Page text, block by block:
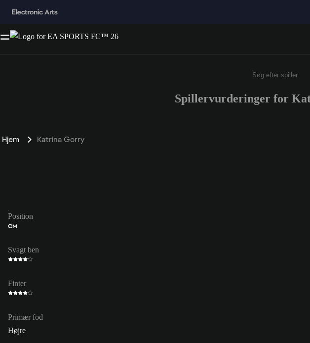
Enter a
Spillervurderinger for
Hjem Katrina Gorry
Position
CM
Svagt ben
Finter
Primær fod
Højre